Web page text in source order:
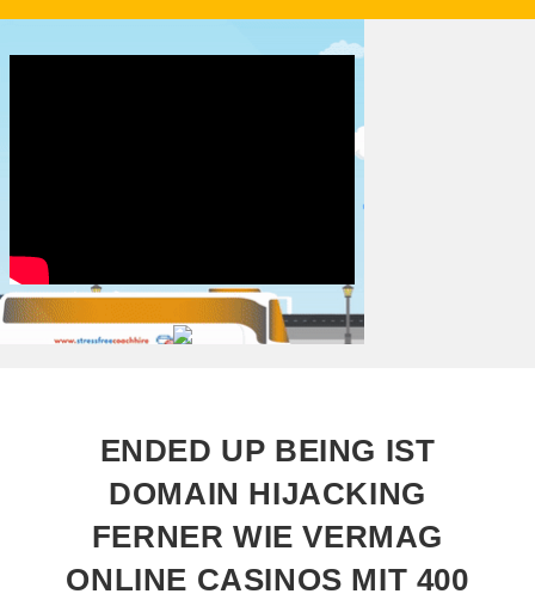
ENDED UP BEING IST
DOMAIN HIJACKING
FERNER WIE VERMAG
ONLINE CASINOS MIT 400